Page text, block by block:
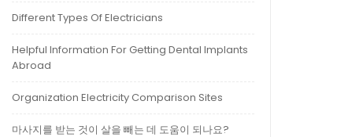
Different Types Of Electricians
Helpful Information For Getting Dental Implants
Abroad
Organization Electricity Comparison Sites
마사지를 받는 것이 살을 빼는 데 도움이 되나요?